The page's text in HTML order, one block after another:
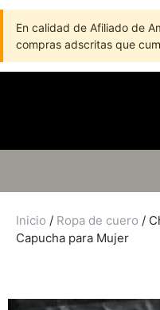
En calidad de Afiliado de
compras adscritas que
Inicio / Ropa de cuero /
Capucha para Mujer